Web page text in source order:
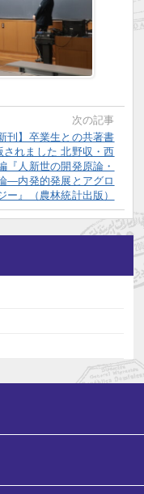
次の記事
刊】卒業生との共著書
されました 北野収・西
『人新世の開発原論・
―内発的発展とアグロ
ー』（農林統計出版）